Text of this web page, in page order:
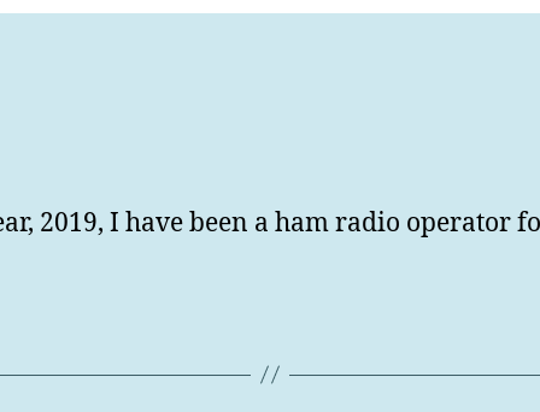
2019, I have been a ham radio operator